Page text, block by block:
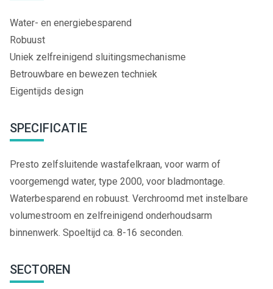
Water- en energiebesparend
Robuust
Uniek zelfreinigend sluitingsmechanisme
Betrouwbare en bewezen techniek
Eigentijds design
SPECIFICATIE
Presto zelfsluitende wastafelkraan, voor warm of
voorgemengd water, type 2000, voor bladmontage.
Waterbesparend en robuust. Verchroomd met instelbare
volumestroom en zelfreinigend onderhoudsarm
binnenwerk. Spoeltijd ca. 8-16 seconden.
SECTOREN